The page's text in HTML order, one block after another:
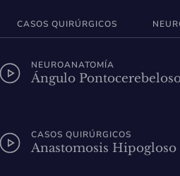
CASOS QUIRÚRGICOS
NEUROANATOMÍA
Ángulo
CASOS QUIRÚRGICOS
Anastomosis Hipogloso